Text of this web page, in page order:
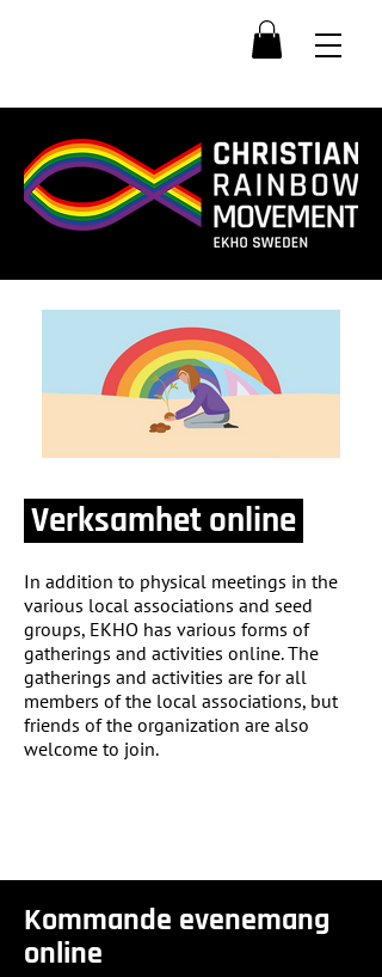
Verksamhet online
In addition to physical meetings in the
various local associations and seed
groups, EKHO has various forms of
gatherings and activities online. The
gatherings and activities are for all
members of the local associations, but
friends of the organization are also
welcome to join.
Kommande evenemang
online